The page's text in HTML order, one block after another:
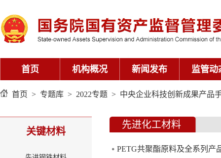
首页 机构概况 新闻发布 监管动
首页 > 专题库 > 2022专题 > 中央企业科技创新成果产品
关键材料
先进化工材料
PETG共聚酯原料及全系列产